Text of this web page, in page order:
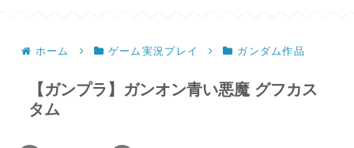
ホーム ゲーム実況プレイ ガンダム作品
【ガンプラ】ガンオン青い悪魔 グフカス
タム